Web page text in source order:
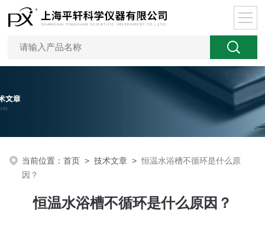
当前位置：首页 >技术文章 >恒温水浴槽不循环是什么原
因？
恒温水浴槽不循环是什么原因？